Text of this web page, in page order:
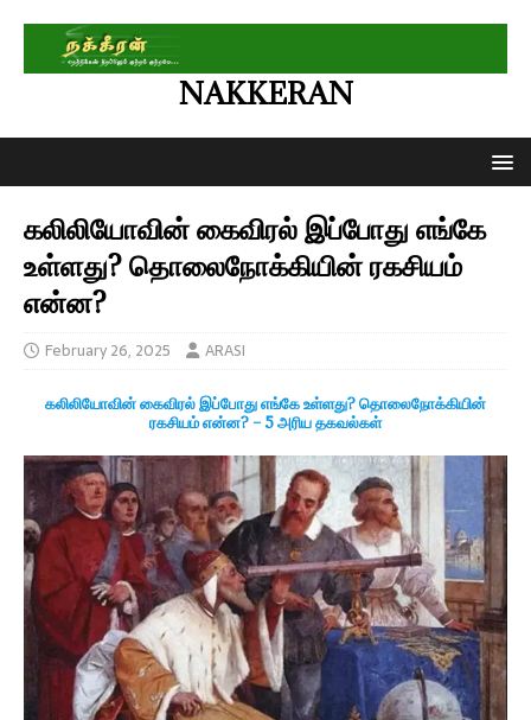
NAKKERAN
கலிலியோவின் கைவிரல் இப்போது எங்கே
உள்ளது? தொலைநோக்கியின் ரகசியம்
என்ன?
February 26, 2025 ARASI
கலிலியோவின் கைவிரல் இப்போது எங்கே உள்ளது? தொலைநோக்கியின்
ரகசியம் என்ன? – 5 அரிய தகவல்கள்